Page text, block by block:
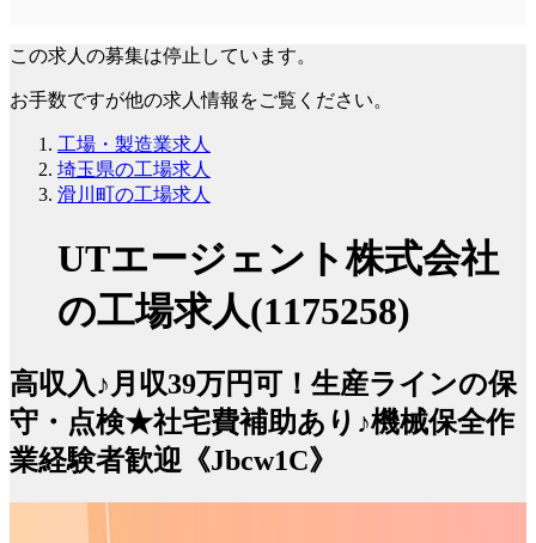
この求人の募集は停止しています。
お手数ですが他の求人情報をご覧ください。
工場・製造業求人
埼玉県の工場求人
滑川町の工場求人
UTエージェント株式会社
の工場求人(1175258)
高収入♪月収39万円可！生産ラインの保
守・点検★社宅費補助あり♪機械保全作
業経験者歓迎《Jbcw1C》